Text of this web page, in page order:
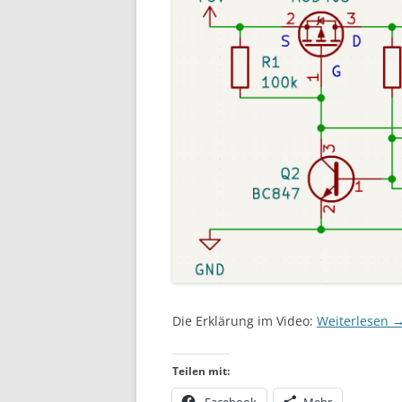
Die Erklärung im Video: Weiterlesen
Teilen mit: